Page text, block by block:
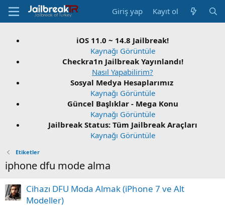
Giriş yap Kayıt ol
iOS 11.0 ~ 14.8 Jailbreak!
Kaynağı Görüntüle
Checkra1n Jailbreak Yayınlandı!
Nasıl Yapabilirim?
Sosyal Medya Hesaplarımız
Kaynağı Görüntüle
Güncel Başlıklar - Mega Konu
Kaynağı Görüntüle
Jailbreak Status: Tüm Jailbreak Araçları
Kaynağı Görüntüle
Etiketler
iphone dfu mode alma
Cihazı DFU Moda Almak (iPhone 7 ve Alt
Modeller)